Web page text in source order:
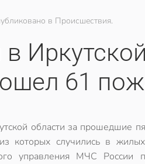
в Происшествия.
61
области за прошедшие
которых случились в
управления МЧС России